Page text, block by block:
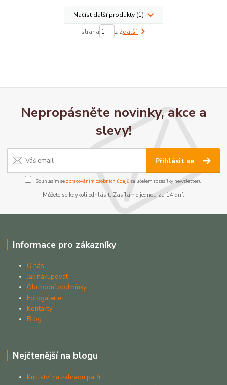
Načíst další produkty (1)
strana z 2další
Nepropásněte novinky, akce a
slevy!
Přihlásit se
Souhlasím se zpracováním osobních údajůza účelem rozesílky newsletteru.
Můžete se kdykoli odhlásit. Zasíláme jednou za 14 dní.
Informace pro zákazníky
O nás
Jak nakupovat
Obchodní podmínky
Fotogalerie
Kontakty
Blog
Nejčtenější na blogu
Kutilství na zahradu patří